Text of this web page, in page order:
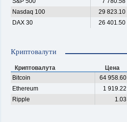
Nasdaq 100
29 823.10
DAX 30
26 401.50
Криптовалути
Криптовалута Цена
Bitcoin
64 958.60
Ethereum
1 919.22
Ripple
1.03